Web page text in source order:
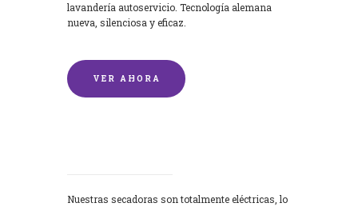
lavandería autoservicio. Tecnología alemana
nueva, silenciosa y eficaz.
VER AHORA
Nuestras secadoras son totalmente eléctricas, lo